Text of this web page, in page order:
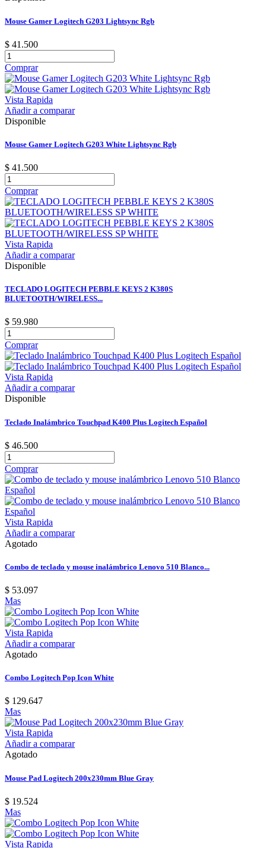
Mouse Gamer Logitech G203 Lightsync Rgb
$ 41.500
Comprar
Vista Rapida
Añadir a comparar
Disponible
Mouse Gamer Logitech G203 White Lightsync Rgb
$ 41.500
Comprar
Vista Rapida
Añadir a comparar
Disponible
TECLADO LOGITECH PEBBLE KEYS 2 K380S
BLUETOOTH/WIRELESS...
$ 59.980
Comprar
Vista Rapida
Añadir a comparar
Disponible
Teclado Inalámbrico Touchpad K400 Plus Logitech Español
$ 46.500
Comprar
Vista Rapida
Añadir a comparar
Agotado
Combo de teclado y mouse inalámbrico Lenovo 510 Blanco...
$ 53.097
Mas
Vista Rapida
Añadir a comparar
Agotado
Combo Logitech Pop Icon White
$ 129.647
Mas
Vista Rapida
Añadir a comparar
Agotado
Mouse Pad Logitech 200x230mm Blue Gray
$ 19.524
Mas
Vista Rapida